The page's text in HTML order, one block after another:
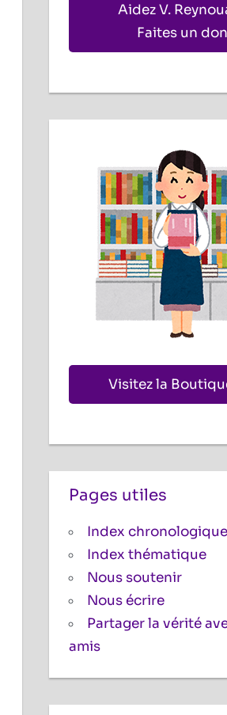
Aidez V.
Faites un don
Visitez la
Pages utiles
Index chronologique
Index thématique
Nous soutenir
Nous écrire
Partager la vérité
amis